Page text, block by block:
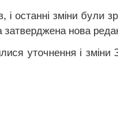
і останні зміни були
нова
уточнення і